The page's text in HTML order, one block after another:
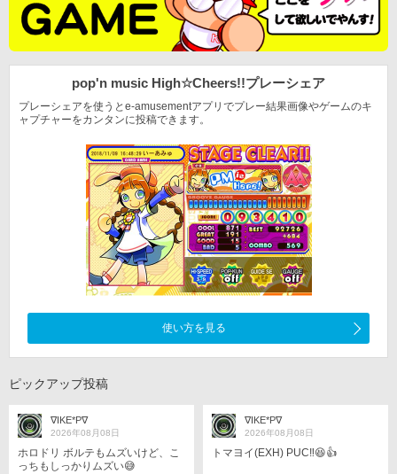
pop'n music High☆Cheers!!プレーシェア
プレーシェアを使うとe-amusementアプリでプレー結果画像やゲームのキ
ャプチャーをカンタンに投稿できます。
使い方を見る
ピックアップ投稿
∇IKE*P∇
2026年08月08日
ホロドリ ボルテもムズいけど、こ
っちもしっかりムズい😅
∇IKE*P∇
2026年08月08日
トマヨイ(EXH) PUC‼️😆👍